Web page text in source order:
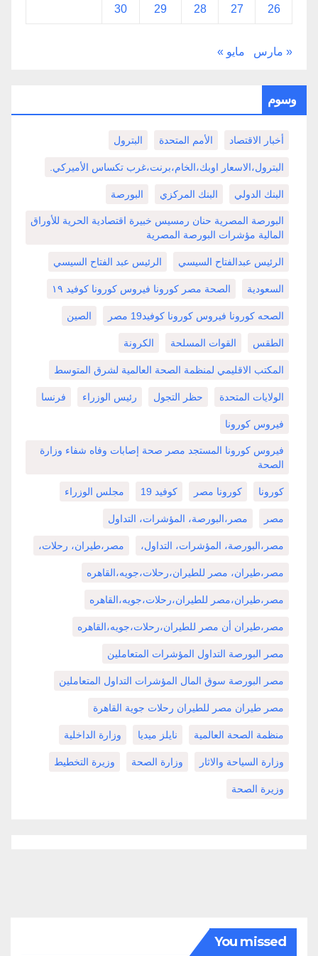
26
27
28
29
30
« مارس مايو »
وسوم
أخبار الاقتصاد الأمم المتحدة البترول
البترول،الاسعار اوبك،الخام،برنت،غرب تكساس الأميركي.
البنك الدولي البنك المركزي البورصة
البورصة المصرية حنان رمسيس خبيرة اقتصادية الحرية للأوراق
المالية مؤشرات البورصة المصرية
الرئيس عبدالفتاح السيسي الرئيس عبد الفتاح السيسي
السعودية الصحة مصر كورونا فيروس كورونا كوفيد ١٩
الصحه كورونا فيروس كورونا كوفيد19 مصر الصين
الطقس القوات المسلحة الكرونة
المكتب الاقليمي لمنظمة الصحة العالمية لشرق المتوسط
الولايات المتحدة حظر التجول رئيس الوزراء فرنسا
فيروس كورونا
فيروس كورونا المستجد مصر صحة إصابات وفاه شفاء وزارة
الصحة
كورونا كورونا مصر كوفيد 19 مجلس الوزراء
مصر مصر،البورصة، المؤشرات، التداول
مصر،البورصة، المؤشرات، التداول، مصر،طيران، رحلات،
مصر،طيران، مصر للطيران،رحلات،جويه،القاهره
مصر،طيران،مصر للطيران،رحلات،جويه،القاهره
مصر،طيران أن مصر للطيران،رحلات،جويه،القاهره
مصر البورصة التداول المؤشرات المتعاملين
مصر البورصة سوق المال المؤشرات التداول المتعاملين
مصر طيران مصر للطيران رحلات جوية القاهرة
منظمة الصحة العالمية نايلز ميديا وزارة الداخلية
وزارة السياحة والاثار وزارة الصحة وزيرة التخطيط
وزيرة الصحة
You missed